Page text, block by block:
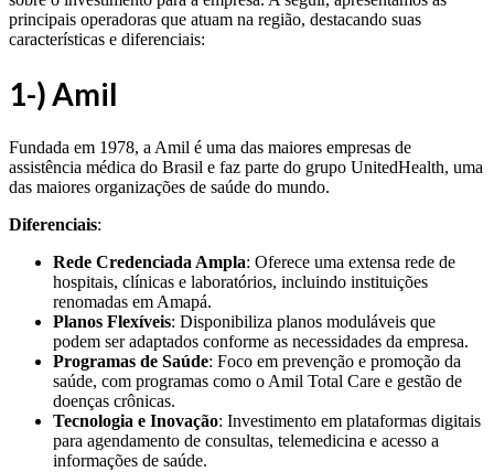
principais operadoras que atuam na região, destacando suas
características e diferenciais:
1-) Amil
Fundada em 1978, a Amil é uma das maiores empresas de
assistência médica do Brasil e faz parte do grupo UnitedHealth, uma
das maiores organizações de saúde do mundo.
Diferenciais:
Rede Credenciada Ampla: Oferece uma extensa rede de
hospitais, clínicas e laboratórios, incluindo instituições
renomadas em Amapá.
Planos Flexíveis: Disponibiliza planos moduláveis que
podem ser adaptados conforme as necessidades da empresa.
Programas de Saúde: Foco em prevenção e promoção da
saúde, com programas como o Amil Total Care e gestão de
doenças crônicas.
Tecnologia e Inovação: Investimento em plataformas digitais
para agendamento de consultas, telemedicina e acesso a
informações de saúde.